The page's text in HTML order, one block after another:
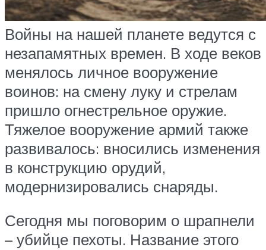
Войны на нашей планете ведутся с
незапамятных времен. В ходе веков
менялось личное вооружение
воинов: на смену луку и стрелам
пришло огнестрельное оружие.
Тяжелое вооружение армий также
развивалось: вносились изменения
в конструкцию орудий,
модернизировались снаряды.
Сегодня мы поговорим о шрапнели
– убийце пехоты. Название этого